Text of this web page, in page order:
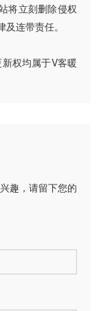
将立刻删除侵权
连带责任。
权均属于V客暖